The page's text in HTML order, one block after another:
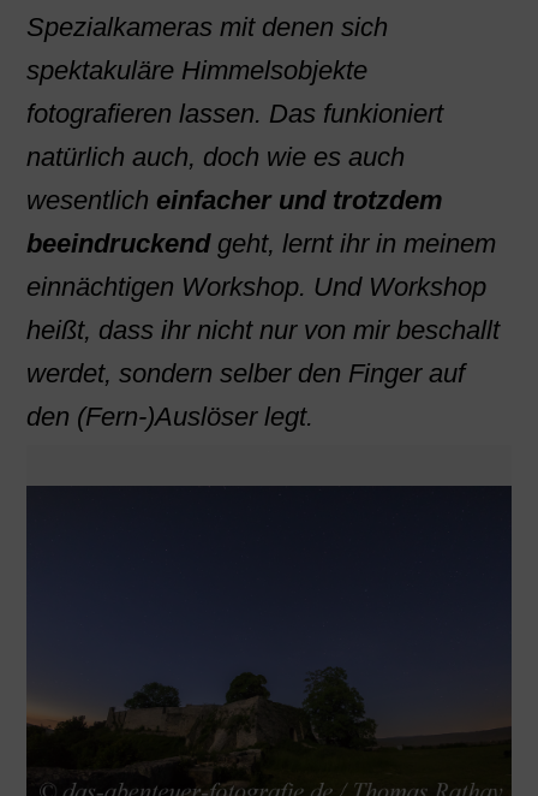
Spezialkameras mit denen sich
spektakuläre Himmelsobjekte
fotografieren lassen. Das funkioniert
natürlich auch, doch wie es auch
wesentlich einfacher und trotzdem
beeindruckendgeht, lernt ihr in meinem
einnächtigen Workshop. Und Workshop
heißt, dass ihr nicht nur von mir beschallt
werdet, sondern selber den Finger auf
den (Fern-)Auslöser legt.